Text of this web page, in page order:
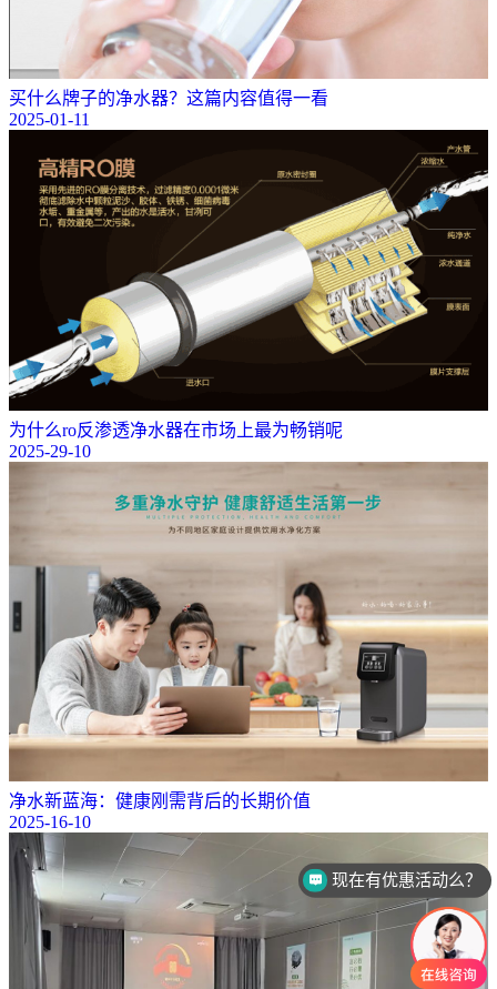
买什么牌子的净水器？这篇内容值得一看
2025-01-11
为什么ro反渗透净水器在市场上最为畅销呢
2025-29-10
净水新蓝海：健康刚需背后的长期价值
2025-16-10
你们是怎么收费的呢？